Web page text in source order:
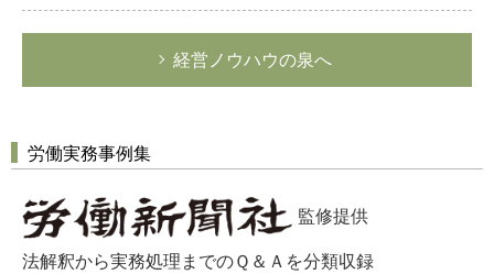
経営ノウハウの泉へ
労働実務事例集
監修提供
法解釈から実務処理までのＱ＆Ａを分類収録